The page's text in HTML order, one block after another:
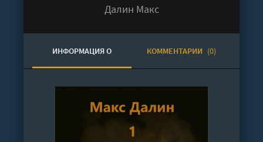
Далин Макс
ИНФОРМАЦИЯ О
АУДИОКНИГЕ
КОММЕНТАРИИ (0)